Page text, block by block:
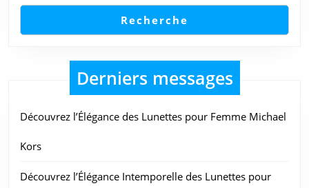
Recherche
Derniers messages
Découvrez l’Élégance des Lunettes pour Femme Michael
Kors
Découvrez l’Élégance Intemporelle des Lunettes pour